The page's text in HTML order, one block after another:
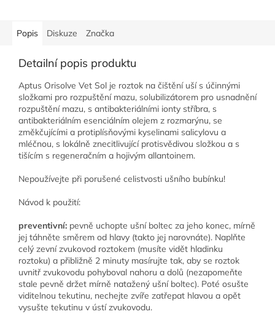
Popis Diskuze Značka
Detailní popis produktu
Aptus Orisolve Vet Sol je roztok na čištění uší s účinnými
složkami pro rozpuštění mazu, solubilizátorem pro usnadnění
rozpuštění mazu, s antibakteriálními ionty stříbra, s
antibakteriálním esenciálním olejem z rozmarýnu, se
změkčujícími a protiplísňovými kyselinami salicylovu a
mléčnou, s lokálně znecitlivující protisvědivou složkou a s
tišícím s regeneračním a hojivým allantoinem.
Nepoužívejte při porušené celistvosti ušního bubínku!
Návod k použití:
preventivní: pevně uchopte ušní boltec za jeho konec, mírně
jej táhněte směrem od hlavy (takto jej narovnáte). Naplňte
celý zevní zvukovod roztokem (musíte vidět hladinku
roztoku) a přibližně 2 minuty masírujte tak, aby se roztok
uvnitř zvukovodu pohyboval nahoru a dolů (nezapomeňte
stale pevně držet mírně natažený ušní boltec). Poté osušte
viditelnou tekutinu, nechejte zvíře zatřepat hlavou a opět
vysušte tekutinu v ústí zvukovodu.